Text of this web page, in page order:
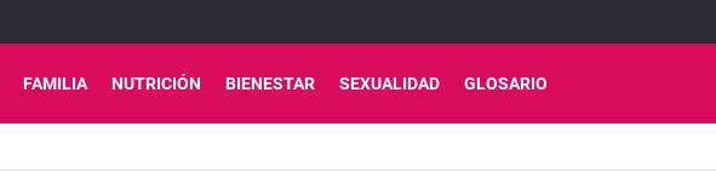
FAMILIA NUTRICIÓN BIENESTAR SEXUALIDAD GLOSARIO